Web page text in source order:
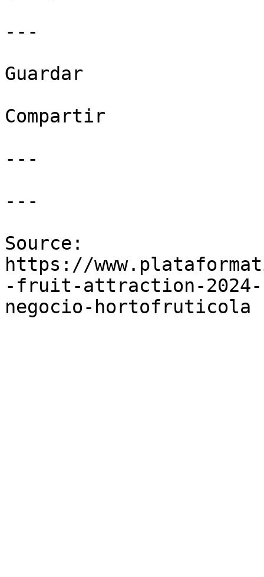
---
Guardar
Compartir
---
---
Source:
https://
-fruit-attraction-2024-